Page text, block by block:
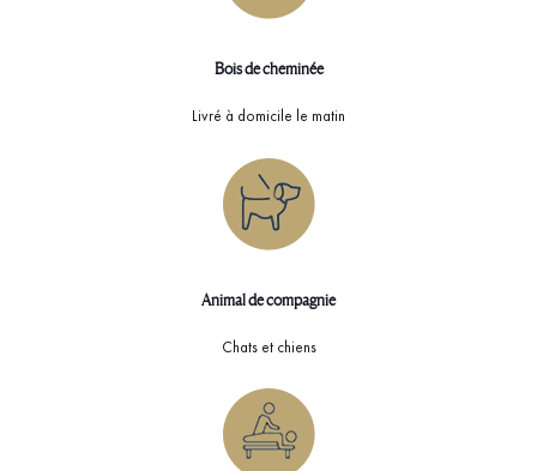
Bois de cheminée
Livré à domicile le matin
Animal de compagnie
Chats et chiens